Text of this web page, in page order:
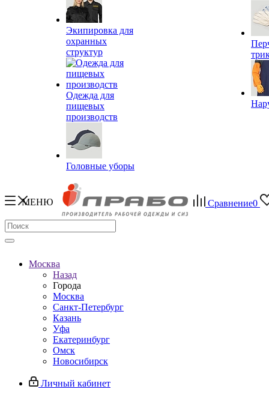
Экипировка для
охранных
структур
Одежда для
пищевых
производств
Головные уборы
МЕНЮ Сравнение0
Москва
Назад
Города
Москва
Санкт-Петербург
Казань
Уфа
Екатеринбург
Омск
Новосибирск
Личный кабинет